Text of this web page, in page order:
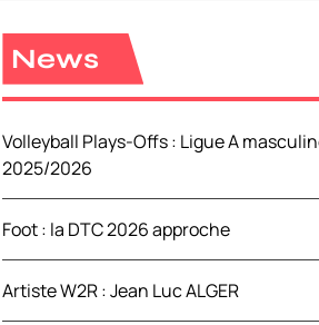
h
e
r
News
Volleyball Plays-Offs : Ligue A
2025/2026
Foot : la DTC 2026 approche
Artiste W2R : Jean Luc ALGER